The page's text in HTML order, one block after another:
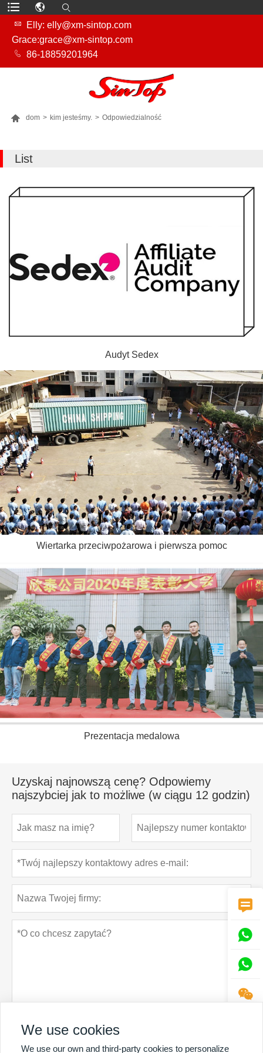

Elly: elly@xm-sintop.com
Grace:grace@xm-sintop.com
 86-18859201964
 dom > kim jesteśmy. > Odpowiedzialność
List
Audyt Sedex
Wiertarka przeciwpożarowa i pierwsza pomoc
Prezentacja medalowa
Uzyskaj najnowszą cenę? Odpowiemy
najszybciej jak to możliwe (w ciągu 12 godzin)
Polityka prywatności




We use cookies
We use our own and third-party cookies to personalize